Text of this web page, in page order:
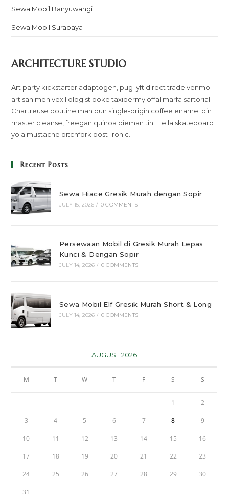
Sewa Mobil Banyuwangi
Sewa Mobil Surabaya
ARCHITECTURE STUDIO
Art party kickstarter adaptogen, pug lyft direct trade venmo
artisan meh vexillologist poke taxidermy offal marfa sartorial.
Chartreuse poutine man bun single-origin coffee enamel pin
master cleanse, freegan quinoa bieman tin. Hella skateboard
yola mustache pitchfork post-ironic.
Recent Posts
Sewa Hiace Gresik Murah dengan Sopir
JULY 15, 2026 / 0 COMMENTS
Persewaan Mobil di Gresik Murah Lepas
Kunci & Dengan Sopir
JULY 14, 2026 / 0 COMMENTS
Sewa Mobil Elf Gresik Murah Short & Long
JULY 14, 2026 / 0 COMMENTS
AUGUST 2026
M T W T F S S
1 2
3 4 5 6 7 8 9
10 11 12 13 14 15 16
17 18 19 20 21 22 23
24 25 26 27 28 29 30
31